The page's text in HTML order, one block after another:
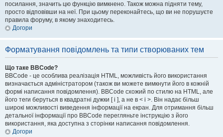
посилання, значить цю функцію вимкнено. Також можна підняти тему,
просто відповівши на неї. При цьому переконайтесь, що ви не порушуєте
правила форуму, в якому знаходитесь.
Догори
Форматування повідомлень та типи створюваних тем
Що таке BBCode?
BBCode - це особлива реалізація HTML, можливість його використання
визначається адміністратором (також ви можете вимкнути його в кожній
формі написання повідомлення). BBCode схожий по стилю на HTML, але
його теги беруться в квадратні дужки [ і ], а не в < і >. Він надає більш
широкі можливості виведення інформації на екран. Для отримання більш
детальної інформації про BBCode перегляньте інструкцію з його
використання, яка доступна з сторінки написання повідомлення.
Догори